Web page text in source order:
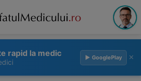
rapid la medic ▶ GooglePlay ×